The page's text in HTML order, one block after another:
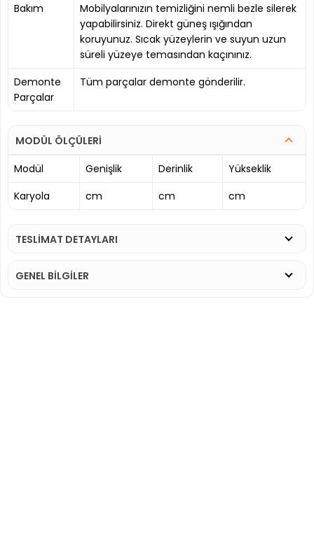
Bakım
Mobilyalarınızın temizliğini nemli bezle silerek
yapabilirsiniz. Direkt güneş ışığından
koruyunuz. Sıcak yüzeylerin ve suyun uzun
süreli yüzeye temasından kaçınınız.
Demonte
Parçalar
Tüm parçalar demonte gönderilir.
MODÜL ÖLÇÜLERİ
Modül
Genişlik Derinlik
Yükseklik
Karyola
cm cm cm
TESLİMAT DETAYLARI
GENEL BİLGİLER